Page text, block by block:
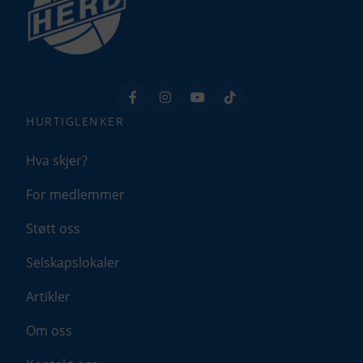
HURTIGLENKER
Hva skjer?
For medlemmer
Støtt oss
Selskapslokaler
Artikler
Om oss
Tillat preferanser
Ikke tillat preferanser
relevante annonser basert på din aktivitet hos
oss, blant annet kan det hende du får opp en
sosiale medier.